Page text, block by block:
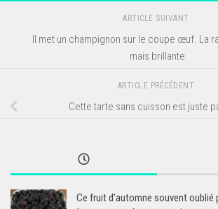
ARTICLE SUIVANT
Il met un champignon sur le coupe œuf. La
mais brillante
ARTICLE PRÉCÉDENT
Cette tarte sans cuisson est juste
Ce fruit d’automne souvent oublié